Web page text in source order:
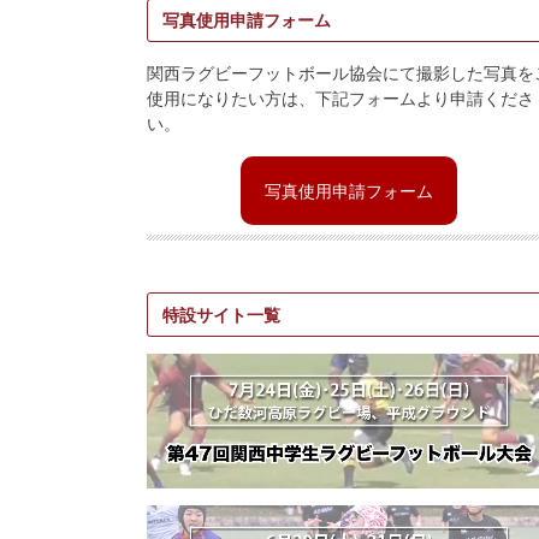
写真使用申請フォーム
関西ラグビーフットボール協会にて撮影した写真を
使用になりたい方は、下記フォームより申請くださ
い。
写真使用申請フォーム
特設サイト一覧